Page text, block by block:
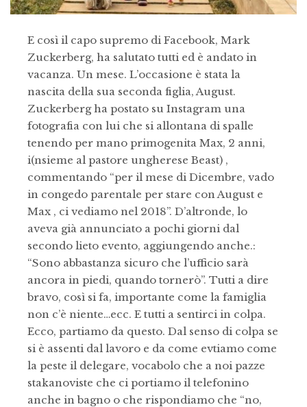
E così il capo supremo di Facebook, Mark
Zuckerberg, ha salutato tutti ed è andato in
vacanza. Un mese. L’occasione è stata la
nascita della sua seconda figlia, August.
Zuckerberg ha postato su Instagram una
fotografia con lui che si allontana di spalle
tenendo per mano primogenita Max, 2 anni,
i(nsieme al pastore ungherese Beast) ,
commentando “per il mese di Dicembre, vado
in congedo parentale per stare con August e
Max , ci vediamo nel 2018”. D’altronde, lo
aveva già annunciato a pochi giorni dal
secondo lieto evento, aggiungendo anche.:
“Sono abbastanza sicuro che l’ufficio sarà
ancora in piedi, quando tornerò”. Tutti a dire
bravo, così si fa, importante come la famiglia
non c’è niente…ecc. E tutti a sentirci in colpa.
Ecco, partiamo da questo. Dal senso di colpa se
si è assenti dal lavoro e da come evtiamo come
la peste il delegare, vocabolo che a noi pazze
stakanoviste che ci portiamo il telefonino
anche in bagno o che rispondiamo che “no,